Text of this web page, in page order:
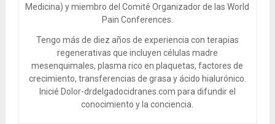
Medicina) y miembro del Comité Organizador de las World
Pain Conferences.
Tengo más de diez años de experiencia con terapias
regenerativas que incluyen células madre
mesenquimales, plasma rico en plaquetas, factores de
crecimiento, transferencias de grasa y ácido hialurónico.
Inicié Dolor-drdelgadocidranes.com para difundir el
conocimiento y la conciencia.